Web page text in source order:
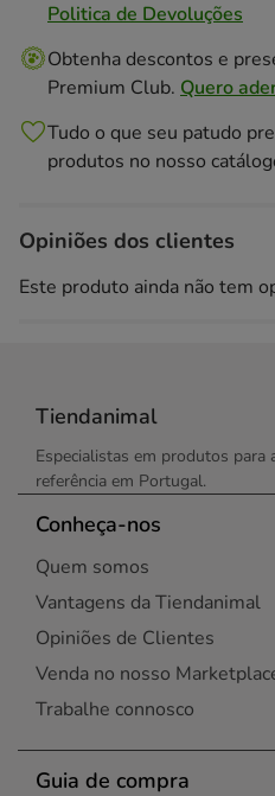
Politica de Devoluções
Obtenha descontos e
Premium Club. Quero
Tudo o que seu patudo
produtos no nosso
Opiniões dos clientes
Este produto ainda não tem
Tiendanimal
Especialistas em produtos para
referência em Portugal.
Conheça-nos
Quem somos
Vantagens da Tiendanimal
Opiniões de Clientes
Venda no nosso
Trabalhe connosco
Guia de compra